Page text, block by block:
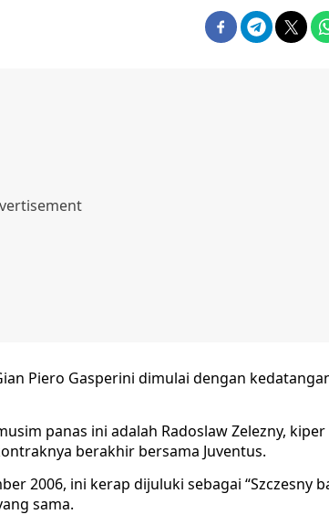
Piero Gasperini dimulai dengan
panas ini adalah Radoslaw Zelezny,
berakhir bersama Juventus.
2006, ini kerap dijuluki sebagai “Szczesny
sama.